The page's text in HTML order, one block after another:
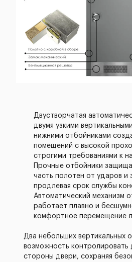
Двустворчатая
двумя узкими
нижними отбойниками
помещений с высокой
строгими требованиями к
Прочные отбойники
часть полотен от ударов и
продлевая срок службы
Автоматический механизм
работает плавно и
комфортное перемещение
Два небольших вертикальных
возможность контролировать
стороны двери, сохраняя